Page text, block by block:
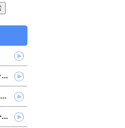
年齢に合わせたお口のチェックを始めてみませんか？
2026／6／19（金）診療時間変更のご案内
毎月８日は歯ブラシ交換デーです